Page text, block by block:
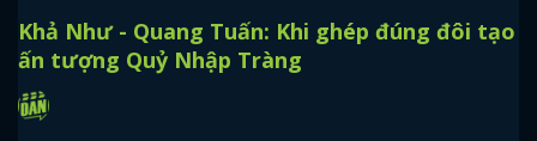
Khả Như - Quang Tuấn: Khi ghép đúng đôi tạo
ấn tượng Quỷ Nhập Tràng